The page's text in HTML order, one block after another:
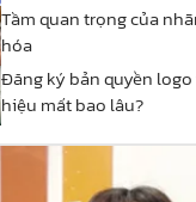
Tầm quan trọng của
hóa
Đăng ký bản quyền
hiệu mất bao lâu?